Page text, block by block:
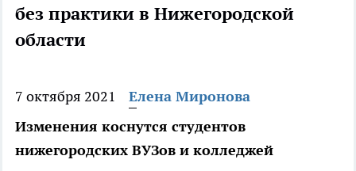
без практики в Нижегородской
области
7 октября 2021
Елена Миронова
Изменения коснутся студентов
нижегородских ВУЗов и колледжей